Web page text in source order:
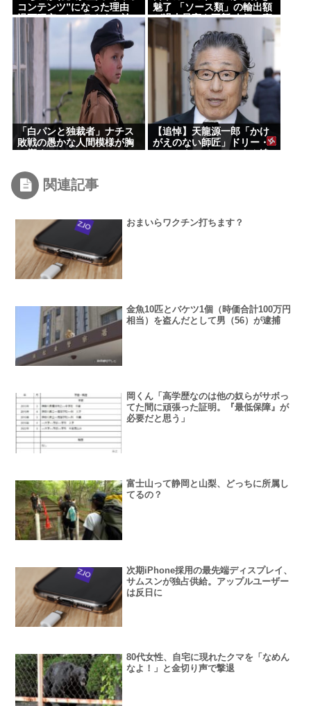
コンテンツ”になった理由
漫画研究&キャラクター論
から紐解く
魅了 「ソース類」の輸出額
が過去最高を更新 人気の裏
には卵黄のコク アメリカで
は”日本風”が誕生
「白パンと独裁者」ナチス
敗戦の愚かな人間模様が胸
【追悼】天龍源一郎「かけ
がえのない師匠」ドリー・
関連記事
おまいらワクチン打ちます？
金魚10匹とバケツ1個（時価合計100万円
相当）を盗んだとして男（56）が逮捕
岡くん「高学歴なのは他の奴らがサボっ
てた間に頑張った証明。『最低保障』が
必要だと思う」
富士山って静岡と山梨、どっちに所属し
てるの？
次期iPhone採用の最先端ディスプレイ、
サムスンが独占供給。アップルユーザー
は反日に
80代女性、自宅に現れたクマを「なめん
なよ！」と金切り声で撃退